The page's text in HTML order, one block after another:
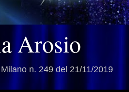
Arosio
n. 249 del 21/11/2019